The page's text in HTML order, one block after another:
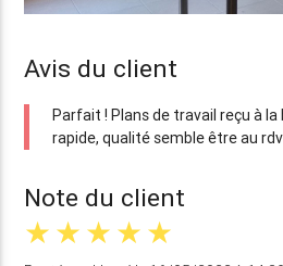
Avis du client
Parfait ! Plans de travail reçu à
rapide, qualité semble être au
Note du client